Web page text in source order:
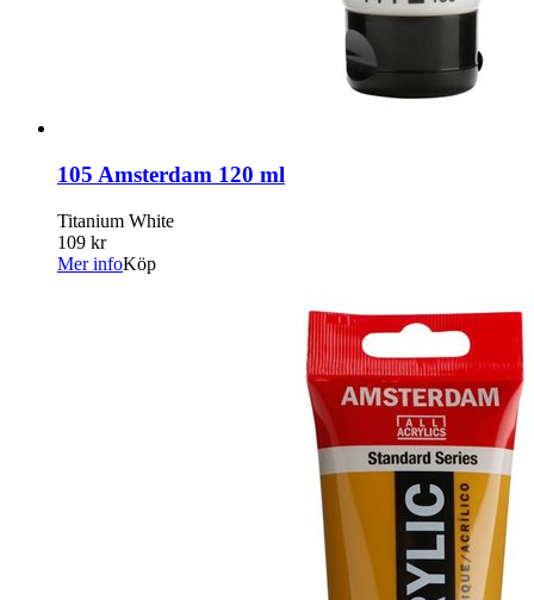
105 Amsterdam 120 ml
Titanium White
109 kr
Mer infoKöp